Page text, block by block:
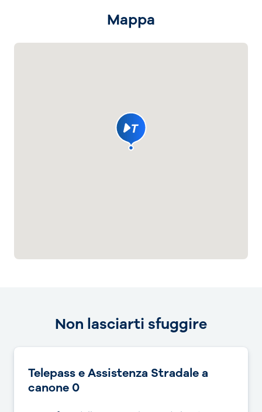
Mappa
Non lasciarti sfuggire
Telepass e Assistenza Stradale a
canone 0